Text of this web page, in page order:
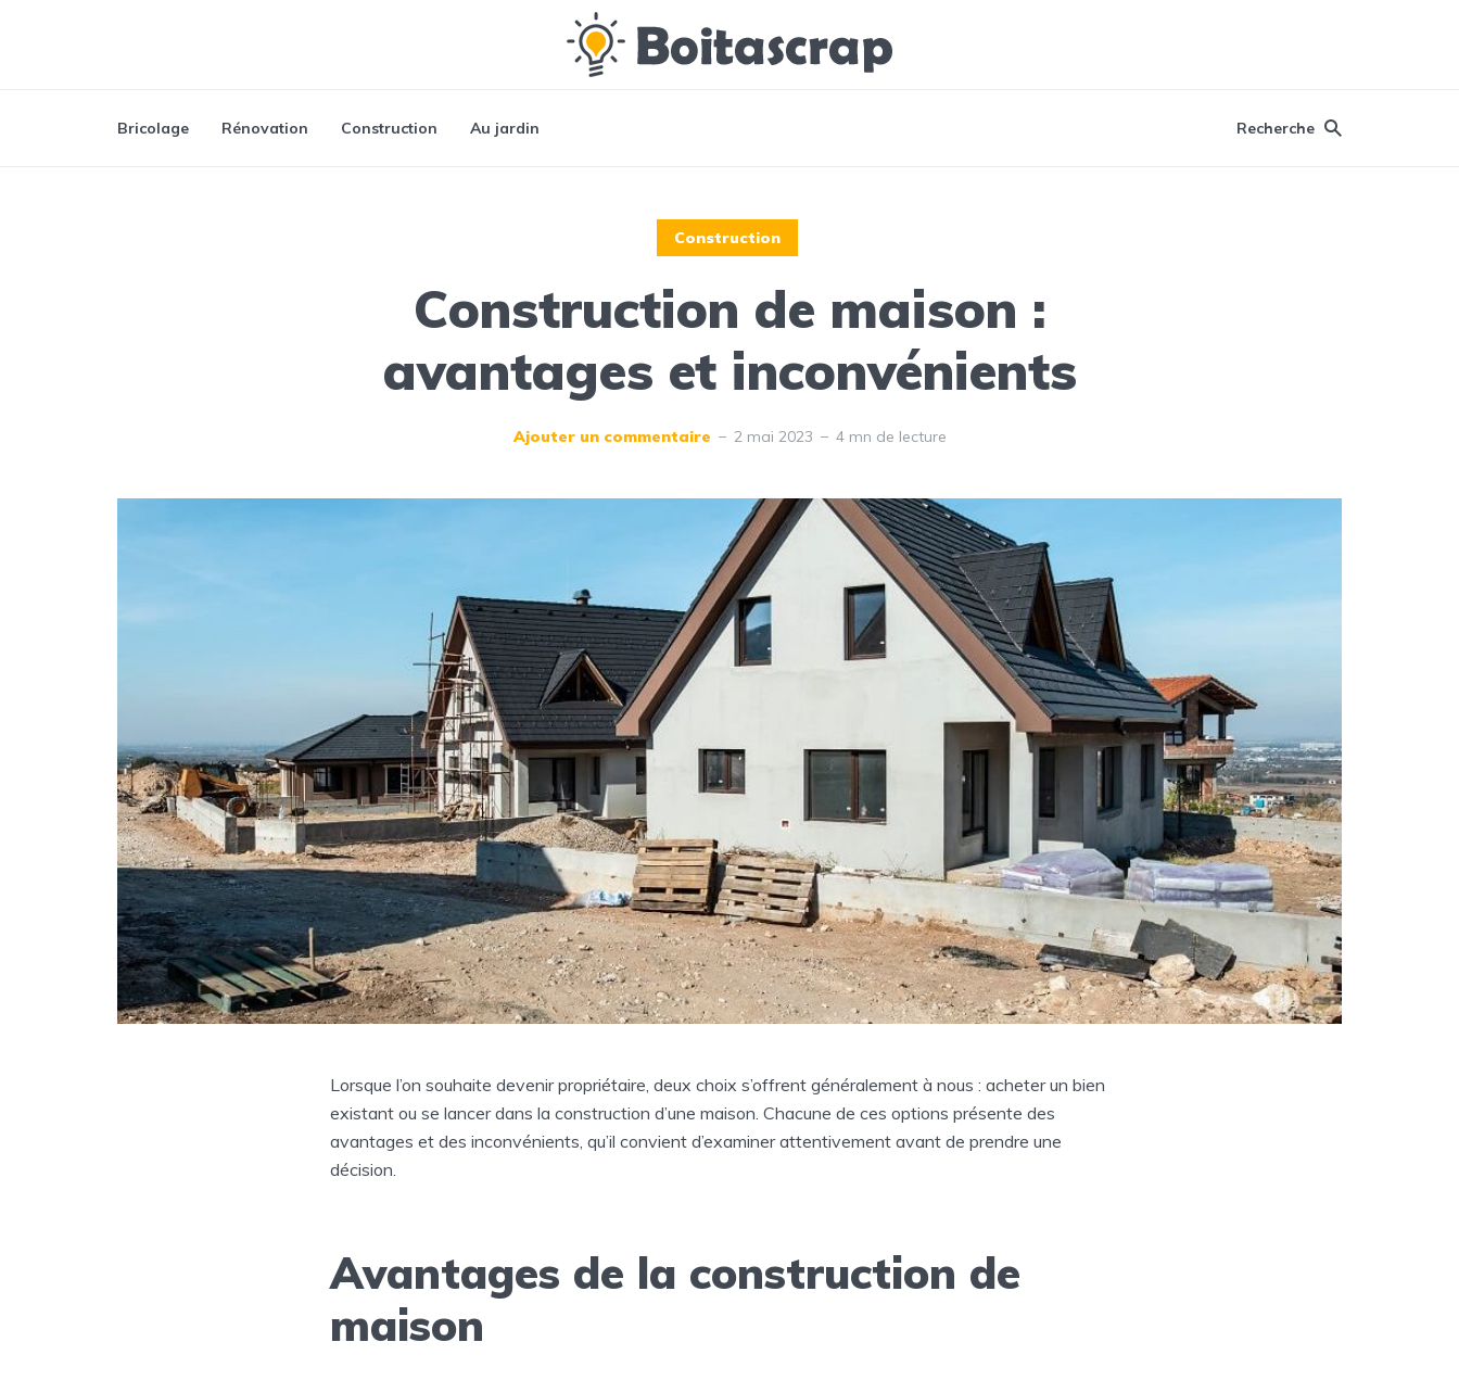
Bricolage Rénovation Construction Au jardin Recherche
Construction
Construction de maison :
avantages et inconvénients
Ajouter un commentaire 2 mai 2023 4 mn de lecture
Lorsque l’on souhaite devenir propriétaire, deux choix s’offrent généralement à nous : acheter un bien
existant ou se lancer dans la construction d’une maison. Chacune de ces options présente des
avantages et des inconvénients, qu’il convient d’examiner attentivement avant de prendre une
décision.
Avantages de la construction de
maison